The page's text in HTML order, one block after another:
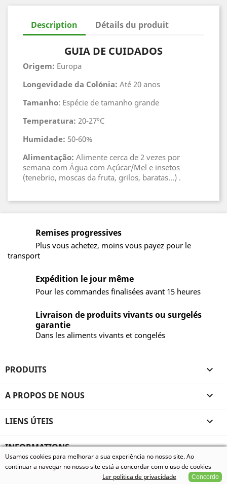
Description Détails du produit
GUIA DE CUIDADOS
Origem: Europa
Longevidade da Colónia: Até 20 anos
Tamanho: Espécie de tamanho grande
Temperatura: 20-27ºC
Humidade: 50-60%
Alimentação: Alimente cerca de 2 vezes por
semana com Água com Açúcar/Mel e insetos
(tenebrio, moscas da fruta, grilos, baratas...) .
Remises progressives
Plus vous achetez, moins vous payez pour le
transport
Expédition le jour même
Pour les commandes finalisées avant 15 heures
Livraison de produits vivants ou surgelés
garantie
Dans les aliments vivants et congelés
PRODUITS 
A PROPOS DE NOUS 
LIENS ÚTEIS 
INFORMATIONS
© 2026 - Vivum - Especializados em Animais Exóticos, todos
Usamos cookies para melhorar a sua experiência no nosso site. Ao
continuar a navegar no nosso site está a concordar com o uso de cookies
Ler politica de privacidade
Concordo